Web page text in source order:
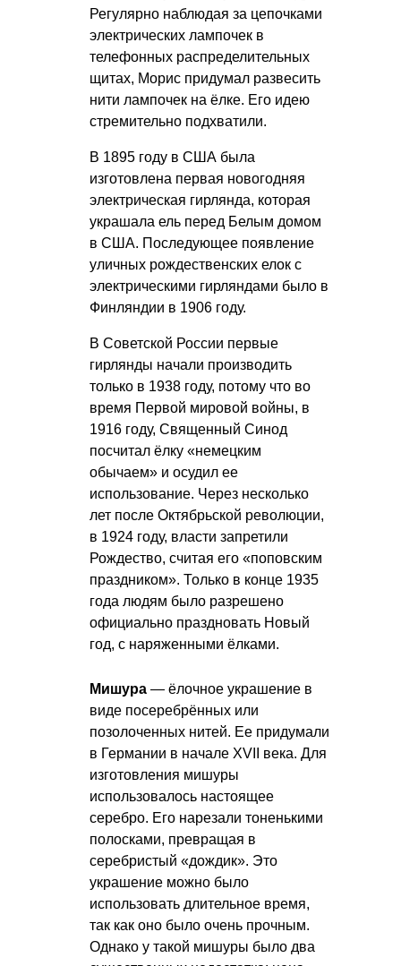
Регулярно наблюдая за цепочками
электрических лампочек в
телефонных распределительных
щитах, Морис придумал развесить
нити лампочек на ёлке. Его идею
стремительно подхватили.
В 1895 году в США была
изготовлена первая новогодняя
электрическая гирлянда, которая
украшала ель перед Белым домом
в США. Последующее появление
уличных рождественских елок с
электрическими гирляндами было в
Финляндии в 1906 году.
В Советской России первые
гирлянды начали производить
только в 1938 году, потому что во
время Первой мировой войны, в
1916 году, Священный Синод
посчитал ёлку «немецким
обычаем» и осудил ее
использование. Через несколько
лет после Октябрьской революции,
в 1924 году, власти запретили
Рождество, считая его «поповским
праздником». Только в конце 1935
года людям было разрешено
официально праздновать Новый
год, с наряженными ёлками.
Мишура — ёлочное украшение в
виде посеребрённых или
позолоченных нитей. Ее придумали
в Германии в начале XVII века. Для
изготовления мишуры
использовалось настоящее
серебро. Его нарезали тоненькими
полосками, превращая в
серебристый «дождик». Это
украшение можно было
использовать длительное время,
так как оно было очень прочным.
Однако у такой мишуры было два